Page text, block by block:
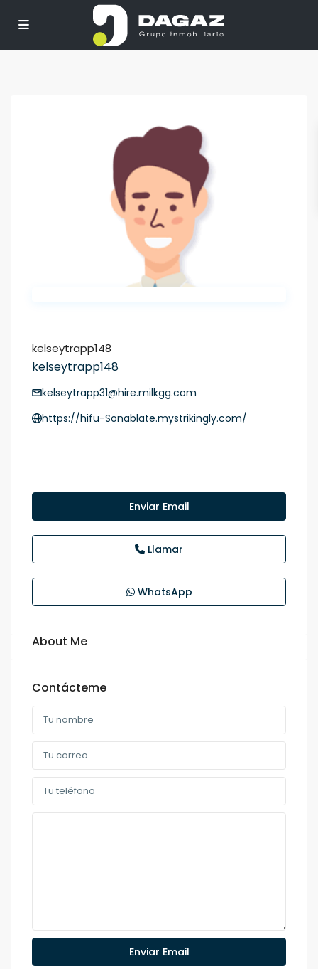
kelseytrapp148
kelseytrapp148
kelseytrapp31@hire.milkgg.com
https://hifu-Sonablate.mystrikingly.com/
Enviar Email
Llamar
WhatsApp
About Me
Contácteme